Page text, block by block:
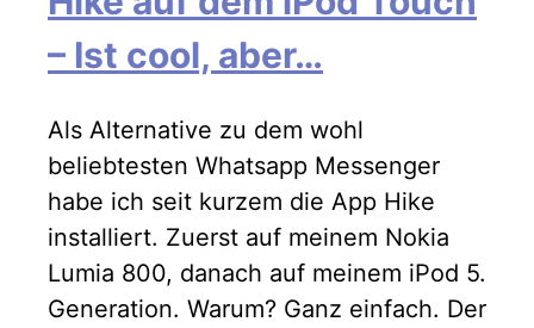
– Ist cool, aber…
Als Alternative zu dem wohl
beliebtesten Whatsapp Messenger
habe ich seit kurzem die App Hike
installiert. Zuerst auf meinem Nokia
Lumia 800, danach auf meinem iPod 5.
Generation. Warum? Ganz einfach. Der